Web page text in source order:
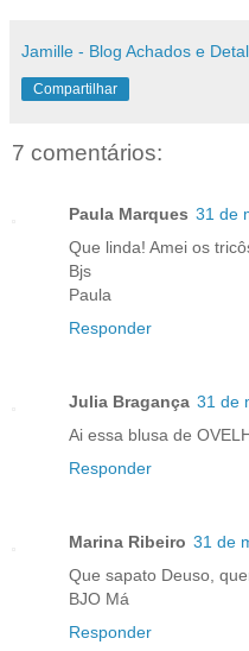
Jamille - Blog Achados e
Compartilhar
7 comentários:
Paula Marques 31 de
Que linda! Amei os
Bjs
Paula
Responder
Julia Bragança 31 de
Ai essa blusa de
Responder
Marina Ribeiro 31 de
Que sapato Deuso,
BJO Má
Responder